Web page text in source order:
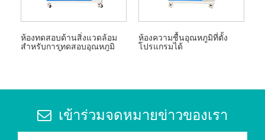
ห้องทดสอบด้านสิ่งแวดล้อม
สำหรับการทดสอบอุณหภูมิ
ห้องความชื้นอุณหภูมิที่ตั้ง
โปรแกรมได้
เข้าร่วมจดหมายข่าวของเรา